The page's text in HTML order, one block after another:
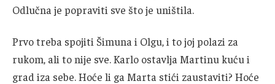
Odlučna je popraviti sve što je uništila.
Prvo treba spojiti Šimuna i Olgu, i to joj polazi za
rukom, ali to nije sve. Karlo ostavlja Martinu kuću i
grad iza sebe. Hoće li ga Marta stići zaustaviti? Hoće